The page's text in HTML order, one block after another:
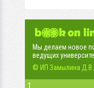
Мы делаем новое
ведущих
© ИП Замылина
1